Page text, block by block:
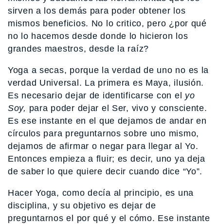
sirven a los demás para poder obtener los
mismos beneficios. No lo critico, pero ¿por qué
no lo hacemos desde donde lo hicieron los
grandes maestros, desde la raíz?
Yoga a secas, porque la verdad de uno no es la
verdad Universal. La primera es Maya, ilusión.
Es necesario dejar de identificarse con el yo
Soy, para poder dejar el Ser, vivo y consciente.
Es ese instante en el que dejamos de andar en
círculos para preguntarnos sobre uno mismo,
dejamos de afirmar o negar para llegar al Yo.
Entonces empieza a fluir; es decir, uno ya deja
de saber lo que quiere decir cuando dice “Yo”.
Hacer Yoga, como decía al principio, es una
disciplina, y su objetivo es dejar de
preguntarnos el por qué y el cómo. Ese instante